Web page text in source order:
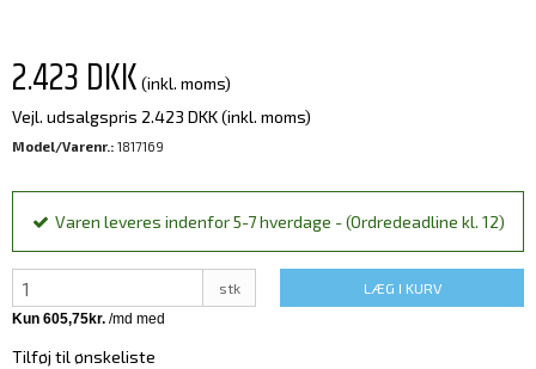
2.423 DKK (inkl. moms)
Vejl. udsalgspris 2.423 DKK(inkl. moms)
Model/Varenr.: 1817169
Varen leveres indenfor 5-7 hverdage - (Ordredeadline kl. 12)
stk LÆG I KURV
Tilføj til ønskeliste